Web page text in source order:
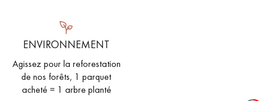
VOUS AVEZ UN PROJET ?
Nos experts sont à votre disposition pour vous guider pas à
ENVIRONNEMENT
Agissez pour la reforestation
de nos forêts, 1 parquet
acheté = 1 arbre planté